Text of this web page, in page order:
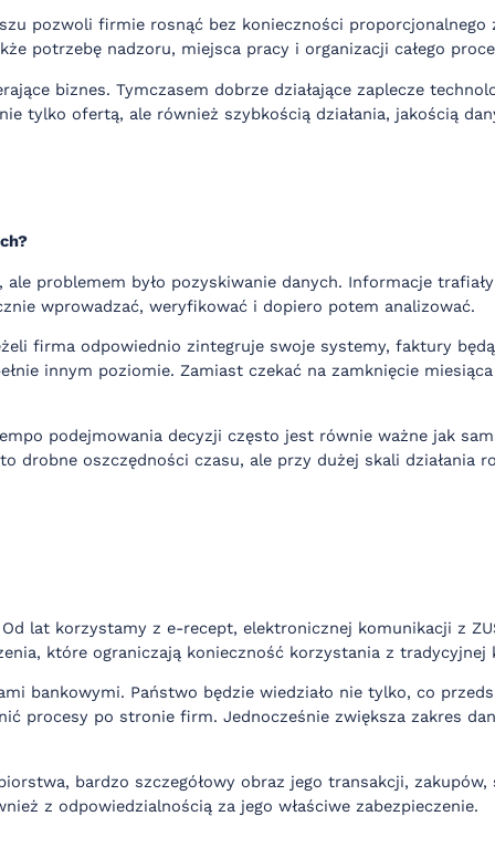
pozwoli firmie rosnąć bez konieczności
potrzebę nadzoru, miejsca pracy i organizacji całego
biznes. Tymczasem dobrze działające zaplecze
tylko ofertą, ale również szybkością działania, jakością
problemem było pozyskiwanie danych. Informacje
wprowadzać, weryfikować i dopiero potem analizować.
firma odpowiednio zintegruje swoje systemy, faktury
innym poziomie. Zamiast czekać na zamknięcie
podejmowania decyzji często jest równie ważne jak
drobne oszczędności czasu, ale przy dużej skali działania
lat korzystamy z e-recept, elektronicznej komunikacji z
które ograniczają konieczność korzystania z tradycyjnej
bankowymi. Państwo będzie wiedziało nie tylko, co
procesy po stronie firm. Jednocześnie zwiększa zakres
bardzo szczegółowy obraz jego transakcji,
z odpowiedzialnością za jego właściwe zabezpieczenie.